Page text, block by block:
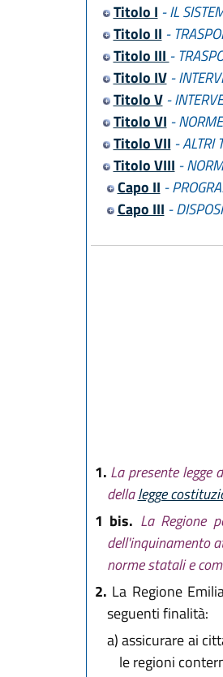
Titolo I - IL
Titolo II -
Titolo III -
Titolo IV-
Titolo V-
Titolo VI -
Titolo VII - ALTRI
Titolo VIII -
Capo II -
Capo III -
1. La presente
dellalegge
1 bis. La Regione
dell'inquinamento
norme statali e
2. La Regione
seguenti finalità:
a)assicurare ai
le regioni